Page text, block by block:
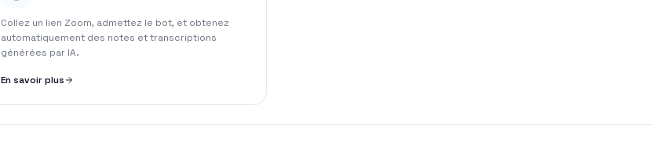
Collez un lien Zoom, admettez le bot, et obtenez
automatiquement des notes et transcriptions
générées par IA.
En savoir plus